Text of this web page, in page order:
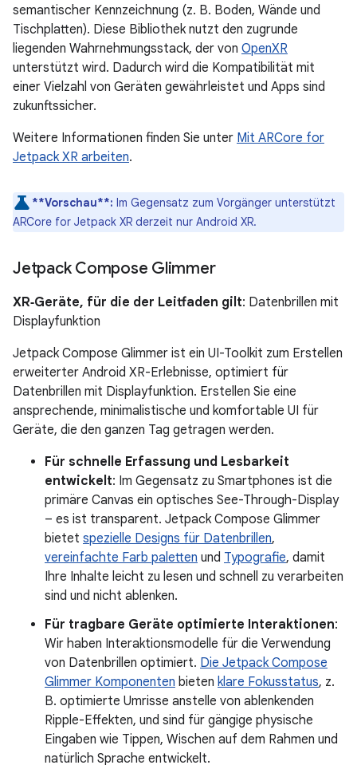
semantischer Kennzeichnung (z. B. Boden, Wände und
Tischplatten). Diese Bibliothek nutzt den zugrunde
liegenden Wahrnehmungsstack, der von OpenXR
unterstützt wird. Dadurch wird die Kompatibilität mit
einer Vielzahl von Geräten gewährleistet und Apps sind
zukunftssicher.
Weitere Informationen finden Sie unter Mit ARCore for
Jetpack XR arbeiten.
**Vorschau**: Im Gegensatz zum Vorgänger unterstützt
ARCore for Jetpack XR derzeit nur Android XR.
Jetpack Compose Glimmer
XR‑Geräte, für die der Leitfaden gilt: Datenbrillen mit
Displayfunktion
Jetpack Compose Glimmer ist ein UI-Toolkit zum Erstellen
erweiterter Android XR-Erlebnisse, optimiert für
Datenbrillen mit Displayfunktion. Erstellen Sie eine
ansprechende, minimalistische und komfortable UI für
Geräte, die den ganzen Tag getragen werden.
Für schnelle Erfassung und Lesbarkeit
entwickelt: Im Gegensatz zu Smartphones ist die
primäre Canvas ein optisches See-Through-Display
– es ist transparent. Jetpack Compose Glimmer
bietet spezielle Designs für Datenbrillen,
vereinfachte Farb paletten und Typografie, damit
Ihre Inhalte leicht zu lesen und schnell zu verarbeiten
sind und nicht ablenken.
Für tragbare Geräte optimierte Interaktionen:
Wir haben Interaktionsmodelle für die Verwendung
von Datenbrillen optimiert. Die Jetpack Compose
Glimmer Komponenten bieten klare Fokusstatus, z.
B. optimierte Umrisse anstelle von ablenkenden
Ripple-Effekten, und sind für gängige physische
Eingaben wie Tippen, Wischen auf dem Rahmen und
natürlich Sprache entwickelt.